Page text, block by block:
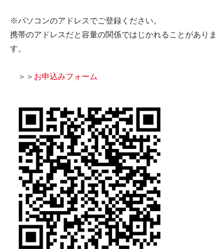
※パソコンのアドレスでご登録ください。
携帯のアドレスだと容量の関係ではじかれることがありま
す。
＞＞ お申込みフォーム